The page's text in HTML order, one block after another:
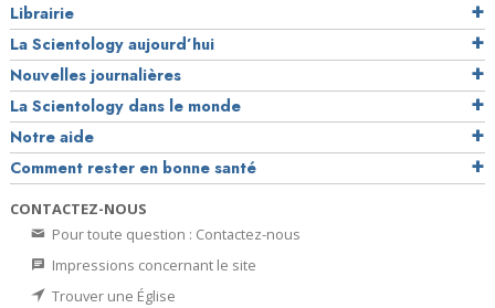
Librairie
La Scientology aujourd’hui
Nouvelles journalières
La Scientology dans le monde
Notre aide
Comment rester en bonne santé
CONTACTEZ-NOUS
Pour toute question : Contactez-nous
Impressions concernant le site
Trouver une Église